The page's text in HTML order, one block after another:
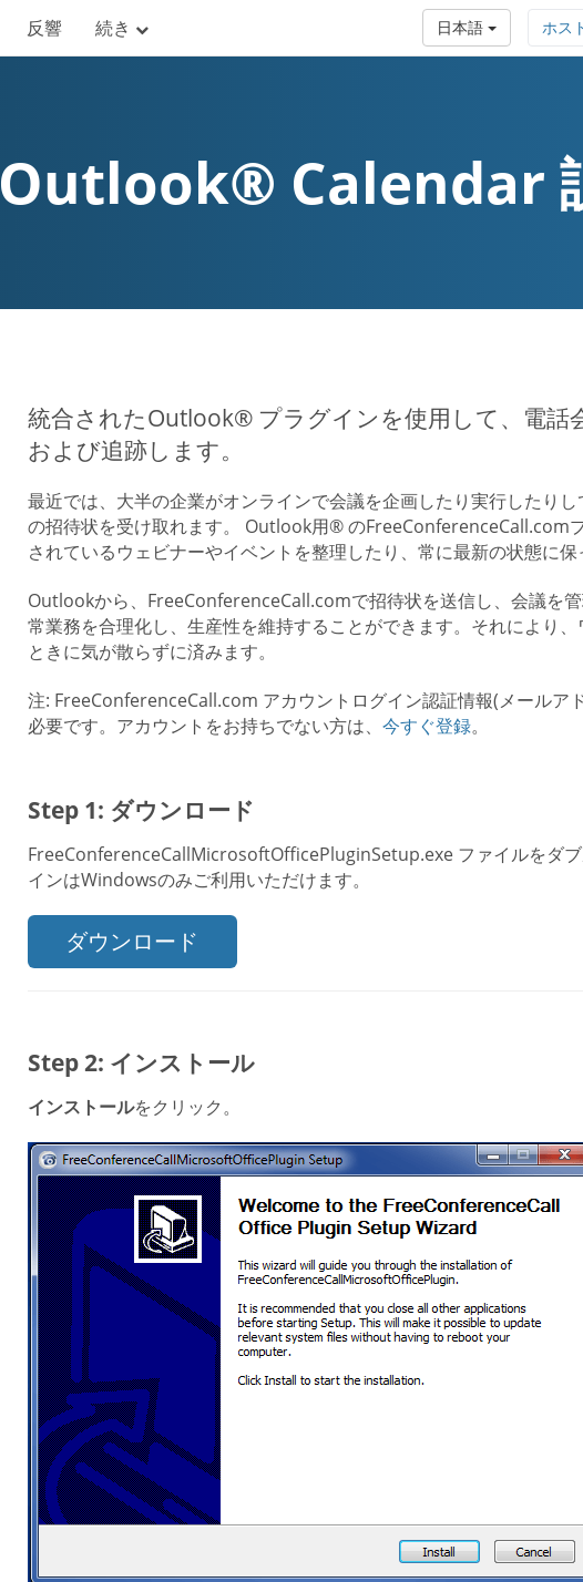
反響 続き ホス
日本語
Outlook® Calendar
統合されたOutlook® プラグインを使用して、電話
および追跡します。
最近では、大半の企業がオンラインで会議を企画したり実行したり
の招待状を受け取れます。 Outlook用® のFreeConferenceCall.com
されているウェビナーやイベントを整理したり、常に最新の状態に
Outlookから、FreeConferenceCall.comで招待状を送信し、会議を
常業務を合理化し、生産性を維持することができます。それにより
ときに気が散らずに済みます。
注: FreeConferenceCall.com アカウントログイン認証情報(メールア
必要です。アカウントをお持ちでない方は、 今すぐ登録。
Step 1: ダウンロード
FreeConferenceCallMicrosoftOfficePluginSetup.exe ファイルをダ
インはWindowsのみご利用いただけます。
ダウンロード
Step 2: インストール
インストールをクリック。